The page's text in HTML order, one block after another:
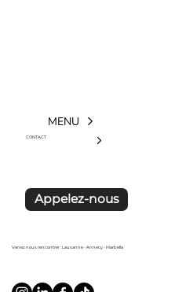
MENU
CONTACT
Appelez-nous
Venez nous rencontrer : Lausanne - Annecy - Marbella